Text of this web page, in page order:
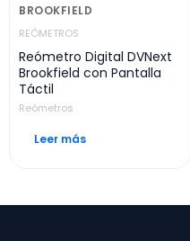
BROOKFIELD
REÓMETROS
Reómetro Digital DVNext
Brookfield con Pantalla
Táctil
Reómetros
Leer más